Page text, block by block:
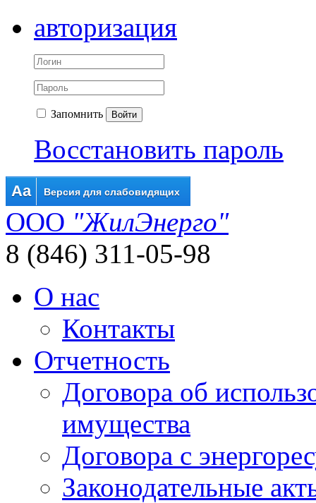
авторизация
Запомнить Войти
Восстановить пароль
Aa Версия для слабовидящих
ООО "ЖилЭнерго"
8 (846) 311-05-98
О нас
Контакты
Отчетность
Договора об
имущества
Договора с
Законодательные